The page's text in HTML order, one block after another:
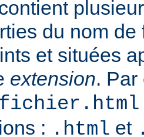
du nom
et situées
extension.
: .html et